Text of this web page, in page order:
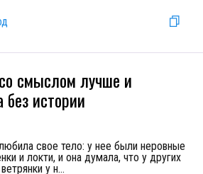
смыслом лучше и
истории
свое тело: у нее были неровные
и локти, и она думала, что у других
у н...